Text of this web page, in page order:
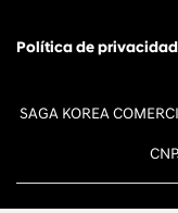
Política de
SAGA KOREA